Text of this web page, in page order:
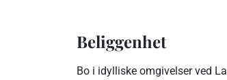
Beliggenhet
Bo i idylliske omgivelser ved La